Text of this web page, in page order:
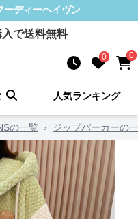
ーディーヘイヴン
で送料無料
0 0
人気ランキング
の一覧 › ジップパーカーの